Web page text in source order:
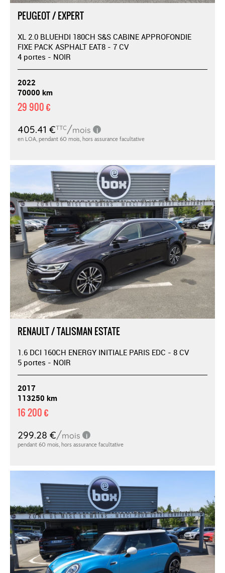
PEUGEOT / EXPERT
XL 2.0 BLUEHDI 180CH S&S CABINE APPROFONDIE
FIXE PACK ASPHALT EAT8 - 7 CV
4 portes - NOIR
2022
70000 km
29 900 €
RENAULT / TALISMAN ESTATE
1.6 DCI 160CH ENERGY INITIALE PARIS EDC - 8 CV
5 portes - NOIR
2017
113250 km
16 200 €